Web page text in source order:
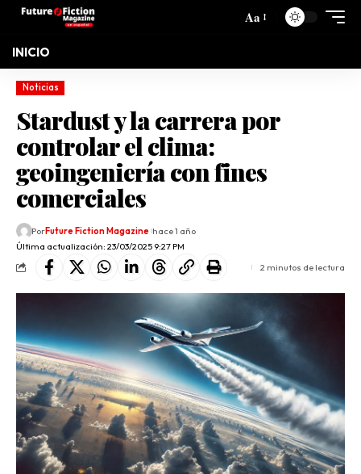
Aa
INICIO
Noticias
Stardust y la carrera por
controlar el clima:
geoingeniería con fines
comerciales
Última actualización: 23/03/2025 9:27 PM
PorFuture Fiction Magazine hace 1 año
2 minutos de lectura